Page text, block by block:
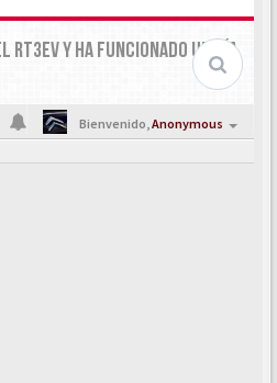
RT3EV Y HA FUNCIONADO UN DÍA
Bienvenido,Anonymous